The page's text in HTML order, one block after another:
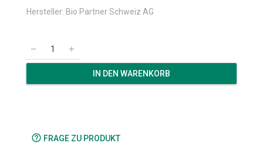
Hersteller: Bio Partner Schweiz AG
remove add
IN DEN WARENKORB
help_outline FRAGE ZU PRODUKT